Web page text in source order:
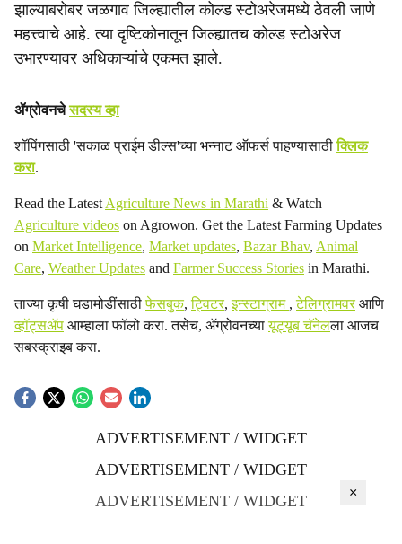
झाल्याबरोबर जळगाव जिल्ह्यातील कोल्ड स्टोअरेजमध्ये ठेवली जाणे
महत्त्वाचे आहे. त्या दृष्टिकोनातून जिल्ह्यातच कोल्ड स्टोअरेज
उभारण्यावर अधिकाऱ्यांचे एकमत झाले.
ॲग्रोवनचेसदस्य व्हा
शॉपिंगसाठी 'सकाळ प्राईम डील्स'च्या भन्नाट ऑफर्स पाहण्यासाठीक्लिक
करा.
Read the Latest Agriculture News in Marathi & Watch
Agriculture videos on Agrowon. Get the Latest Farming Updates
on Market Intelligence, Market updates, Bazar Bhav, Animal
Care, Weather Updates and Farmer Success Stories in Marathi.
ताज्या कृषी घडामोडींसाठीफेसबुक,ट्विटर,इन्स्टाग्राम ,टेलिग्रामवरआणि
व्हॉट्सॲप आम्हाला फॉलो करा. तसेच, ॲग्रोवनच्यायूट्यूब चॅनेलला आजच
सबस्क्राइब करा.
ADVERTISEMENT / WIDGET
ADVERTISEMENT / WIDGET
ADVERTISEMENT / WIDGET
×